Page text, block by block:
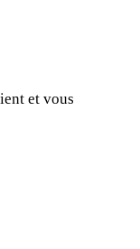
et vous